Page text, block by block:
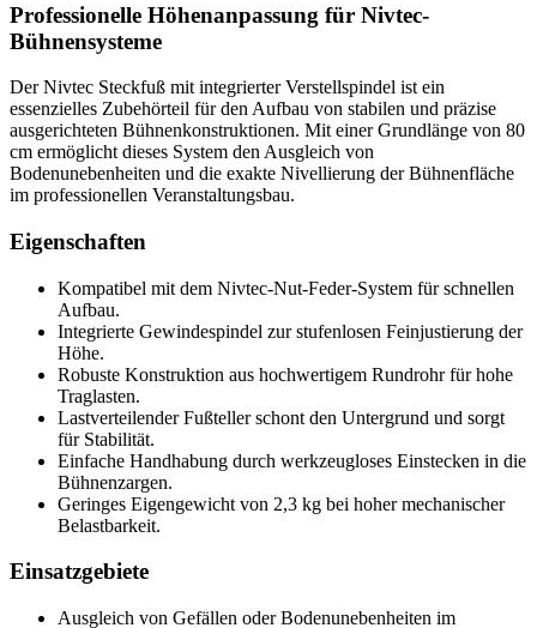
Professionelle Höhenanpassung für Nivtec-
Bühnensysteme
Der Nivtec Steckfuß mit integrierter Verstellspindel ist ein
essenzielles Zubehörteil für den Aufbau von stabilen und präzise
ausgerichteten Bühnenkonstruktionen. Mit einer Grundlänge von 80
cm ermöglicht dieses System den Ausgleich von
Bodenunebenheiten und die exakte Nivellierung der Bühnenfläche
im professionellen Veranstaltungsbau.
Eigenschaften
Kompatibel mit dem Nivtec-Nut-Feder-System für schnellen
Aufbau.
Integrierte Gewindespindel zur stufenlosen Feinjustierung der
Höhe.
Robuste Konstruktion aus hochwertigem Rundrohr für hohe
Traglasten.
Lastverteilender Fußteller schont den Untergrund und sorgt
für Stabilität.
Einfache Handhabung durch werkzeugloses Einstecken in die
Bühnenzargen.
Geringes Eigengewicht von 2,3 kg bei hoher mechanischer
Belastbarkeit.
Einsatzgebiete
Ausgleich von Gefällen oder Bodenunebenheiten im